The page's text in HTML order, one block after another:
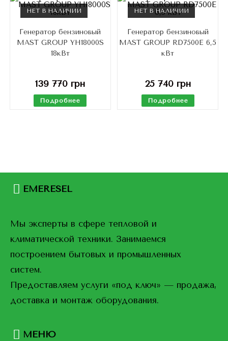
НЕТ В НАЛИЧИИ
Генератор бензиновый
MAST GROUP YH18000S
18кВт
139 770 грн
Подробнее
НЕТ В НАЛИЧИИ
Генератор бензиновый
MAST GROUP RD7500E 6,5
кВт
25 740грн
Подробнее
EMERESEL
Мы эксперты в сфере тепловой и
климатической техники. Занимаемся
построением бытовых и промышленных
систем.
Предоставляем услуги «под ключ» — продажа,
доставка и монтаж оборудования.
МЕНЮ